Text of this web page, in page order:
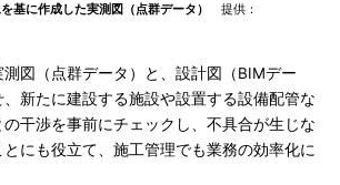
基に作成した実測図（点群データ）
提供：
図（点群データ）と、設計図（BIMデー
新たに建設する施設や設置する設備配管な
干渉を事前にチェックし、不具合が生じな
にも役立て、施工管理でも業務の効率化に